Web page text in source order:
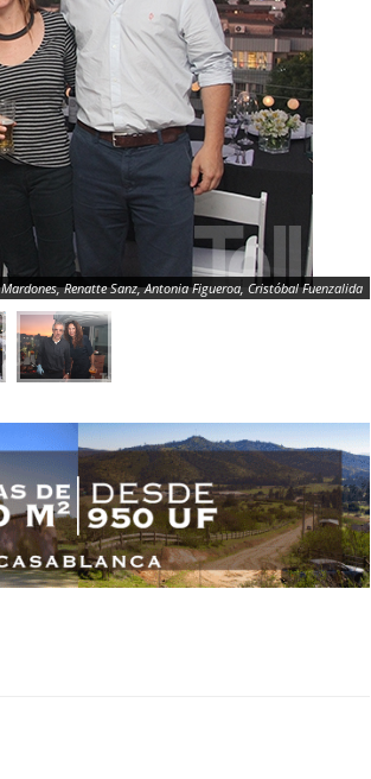
Renatte Sanz, Antonia Figueroa, Cristóbal Fuenzalida